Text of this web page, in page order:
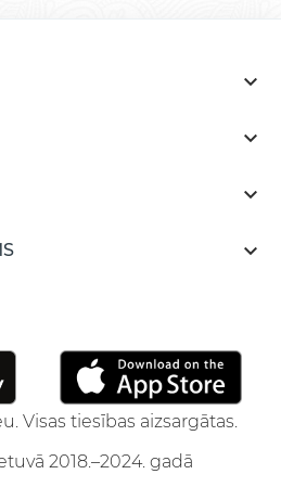




Visas tiesības aizsargātas.
2018.–2024. gadā